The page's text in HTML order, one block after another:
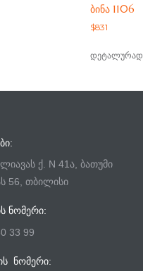
ᲑᲘᲜᲐ 1106
$831
დეტალურად
ქ. N 41ა, ბათუმი
56, თბილისი
ᲜᲝᲛᲔᲠᲘ:
33 99
ᲜᲝᲛᲔᲠᲘ: